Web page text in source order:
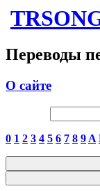
Переводы
О сайте
0 1 2 3 4 5 6 7 8 9 A